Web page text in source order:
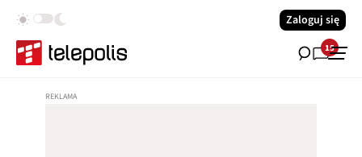
Zaloguj się
15